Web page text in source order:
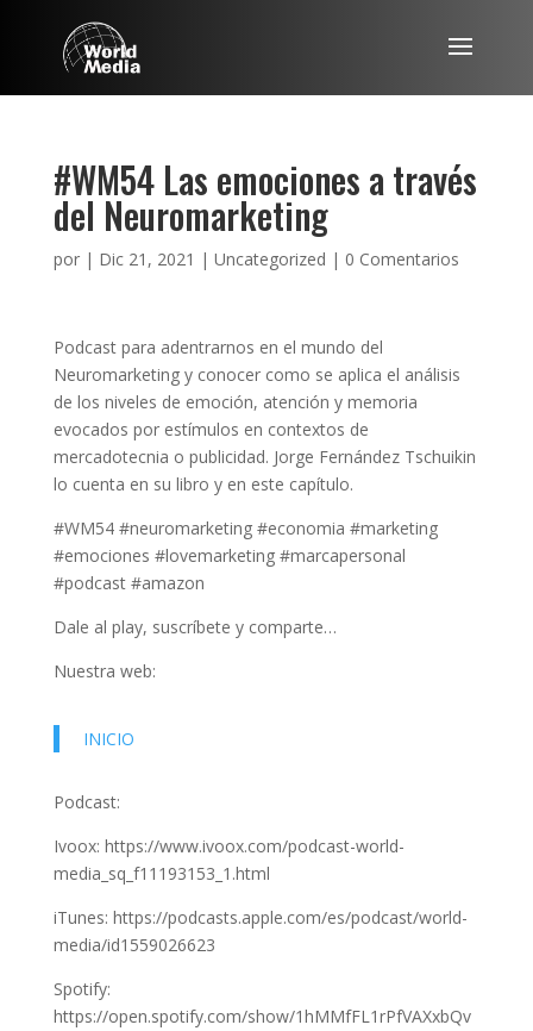
#WM54 Las emociones a través
del Neuromarketing
por | Dic 21, 2021 | Uncategorized | 0 Comentarios
Podcast para adentrarnos en el mundo del
Neuromarketing y conocer como se aplica el análisis
de los niveles de emoción, atención y memoria
evocados por estímulos en contextos de
mercadotecnia o publicidad. Jorge Fernández Tschuikin
lo cuenta en su libro y en este capítulo.
#WM54 #neuromarketing #economia #marketing
#emociones #lovemarketing #marcapersonal
#podcast #amazon
Dale al play, suscríbete y comparte…
Nuestra web:
INICIO
Podcast:
Ivoox: https://www.ivoox.com/podcast-world-
media_sq_f11193153_1.html
iTunes: https://podcasts.apple.com/es/podcast/world-
media/id1559026623
Spotify:
https://open.spotify.com/show/1hMMfFL1rPfVAXxbQv